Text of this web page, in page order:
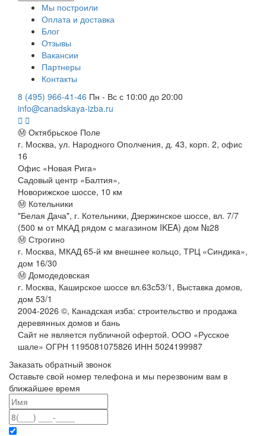
Мы построили
Оплата и доставка
Блог
Отзывы
Вакансии
Партнеры
Контакты
8 (495) 966-41-46 Пн - Вс с 10:00 до 20:00
info@canadskaya-izba.ru
Ⓜ Октябрьское Поле
г. Москва, ул. Народного Ополчения, д. 43, корп. 2, офис
16
Офис «Новая Рига»
Садовый центр «Балтия»,
Новорижское шоссе, 10 км
Ⓜ Котельники
"Белая Дача", г. Котельники, Дзержинское шоссе, вл. 7/7
(500 м от МКАД рядом с магазином IKEA) дом №28
Ⓜ Строгино
г. Москва, МКАД 65-й км внешнее кольцо, ТРЦ «Синдика»,
дом 16/30
Ⓜ Домодедовская
г. Москва, Каширское шоссе вл.63с53/1, Выставка домов,
дом 53/1
2004-2026 ©, Канадская изба: строительство и продажа
деревянных домов и бань
Сайт не является публичной офертой. ООО «Русское
шале» ОГРН 1195081075826 ИНН 5024199987
Заказать обратный звонок
Оставьте свой номер телефона и мы перезвоним вам в
ближайшее время